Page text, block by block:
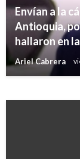
Envían a la
Antioquia,
hallaron en
Ariel Cabrera
CICLISMO
Tour de
la general,
Paola Hernandez